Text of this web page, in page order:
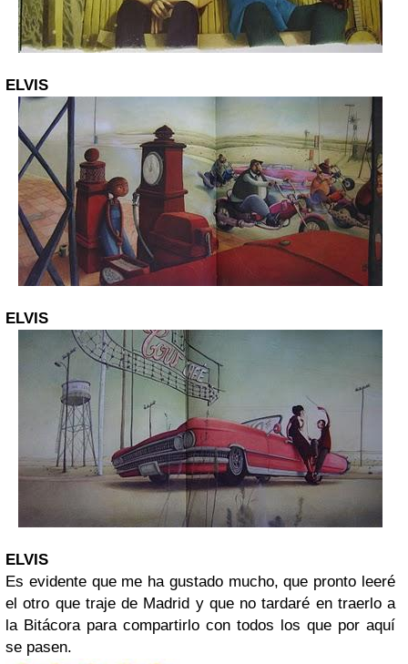
ELVIS
ELVIS
ELVIS
Es evidente que me ha gustado mucho, que pronto leeré
el otro que traje de Madrid y que no tardaré en traerlo a
la Bitácora para compartirlo con todos los que por aquí
se pasen.